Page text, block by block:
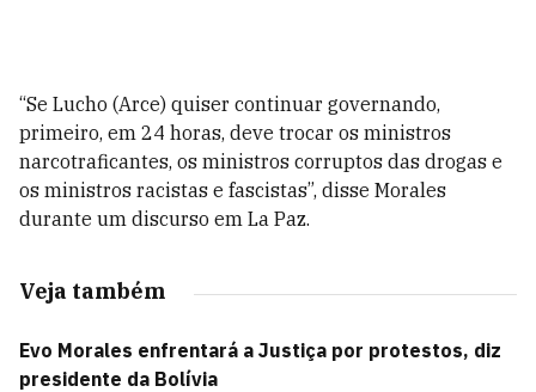
“Se Lucho (Arce) quiser continuar governando,
primeiro, em 24 horas, deve trocar os ministros
narcotraficantes, os ministros corruptos das drogas e
os ministros racistas e fascistas”, disse Morales
durante um discurso em La Paz.
Veja também
Evo Morales enfrentará a Justiça por protestos, diz
presidente da Bolívia